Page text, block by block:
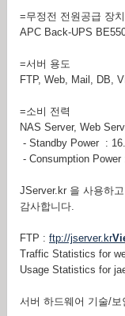
=무정전 전원공급 장
APC Back-UPS
=서버 용도
FTP, Web, Mail, DB,
=소비 전력
NAS Server, Web
- Standby Power :
- Consumption Power
JServer.kr 을 사용하
감사합니다.
FTP : ftp://jserver.kr
Traffic Statistics for
Usage Statistics for
서버 하드웨어 기술/